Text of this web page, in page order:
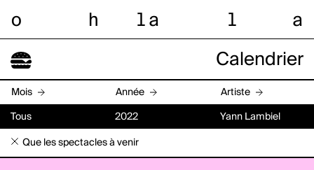
o h l a l a
Calendrier
Mois Année Artiste
Tous 2022 Yann Lambiel
Que les spectacles à venir